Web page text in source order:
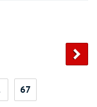
67